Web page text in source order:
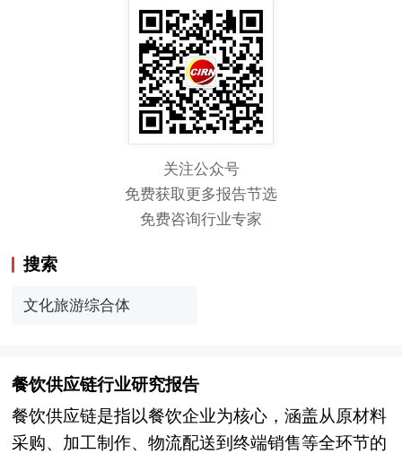
关注公众号
免费获取更多报告节选
免费咨询行业专家
搜索
文化旅游综合体
餐饮供应链行业研究报告
餐饮供应链是指以餐饮企业为核心，涵盖从原材料
采购、加工制作、物流配送到终端销售等全环节的